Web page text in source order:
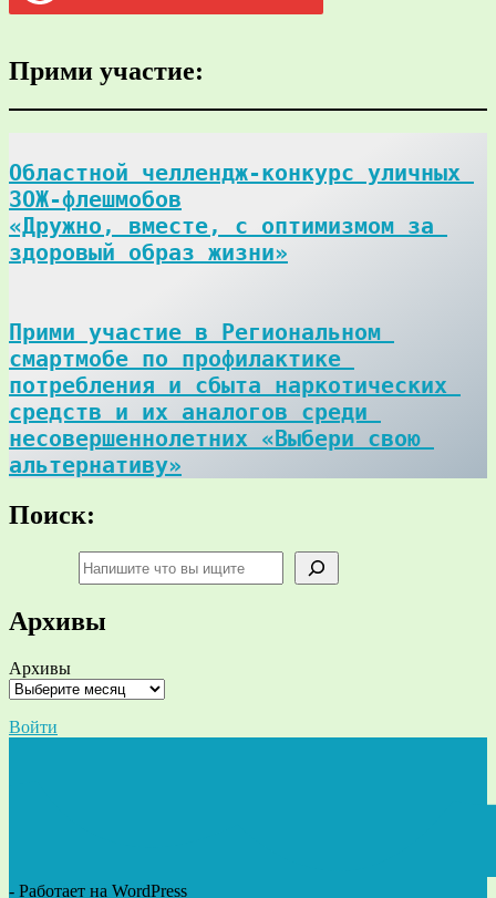
Прими участие:
Областной челлендж-конкурс уличных
ЗОЖ-флешмобов
«Дружно, вместе, с оптимизмом за
здоровый образ жизни»
Прими участие в Региональном
смартмобе по профилактике
потребления и сбыта наркотических
средств и их аналогов среди
несовершеннолетних «Выбери свою
альтернативу»
Поиск:
Архивы
Архивы
Войти
- Работает на WordPress